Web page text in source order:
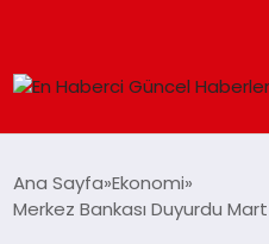
Ana Sayfa Ekonomi
Merkez Bankası Duyurdu